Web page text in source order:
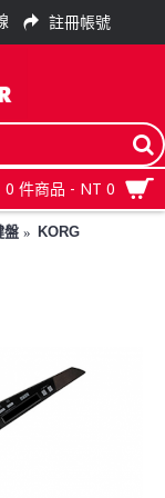
註冊帳號
0 件商品 - NT 0
盤
KORG